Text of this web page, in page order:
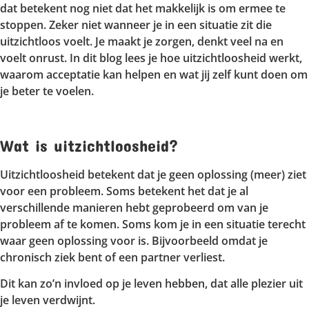
dat betekent nog niet dat het makkelijk is om ermee te
stoppen. Zeker niet wanneer je in een situatie zit die
uitzichtloos voelt. Je maakt je zorgen, denkt veel na en
voelt onrust. In dit blog lees je hoe uitzichtloosheid werkt,
waarom acceptatie kan helpen en wat jij zelf kunt doen om
je beter te voelen.
Wat is uitzichtloosheid?
Uitzichtloosheid betekent dat je geen oplossing (meer) ziet
voor een probleem. Soms betekent het dat je al
verschillende manieren hebt geprobeerd om van je
probleem af te komen. Soms kom je in een situatie terecht
waar geen oplossing voor is. Bijvoorbeeld omdat je
chronisch ziek bent of een partner verliest.
Dit kan zo’n invloed op je leven hebben, dat alle plezier uit
je leven verdwijnt.